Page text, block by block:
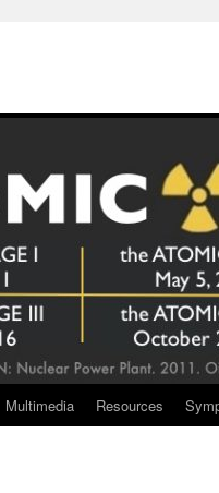
Multimedia Resources